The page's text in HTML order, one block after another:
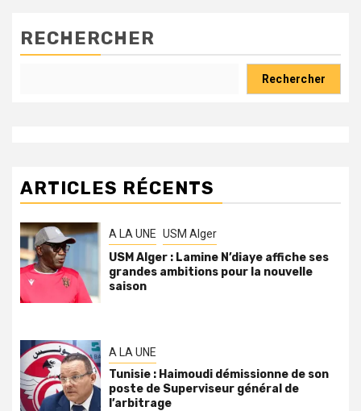
RECHERCHER
Rechercher
ARTICLES RÉCENTS
A LA UNE USM Alger
USM Alger : Lamine N’diaye affiche ses
grandes ambitions pour la nouvelle
saison
A LA UNE
Tunisie : Haimoudi démissionne de son
poste de Superviseur général de
l’arbitrage